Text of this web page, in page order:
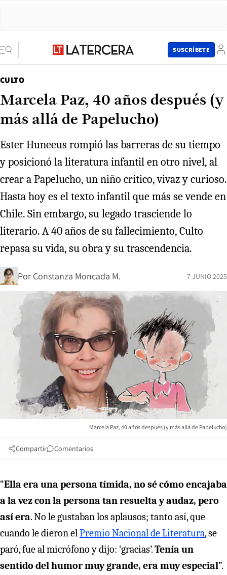
SUSCRÍBETE
CULTO
Marcela Paz, 40 años después (y
más allá de Papelucho)
Ester Huneeus rompió las barreras de su tiempo
y posicionó la literatura infantil en otro nivel, al
crear a Papelucho, un niño crítico, vivaz y curioso.
Hasta hoy es el texto infantil que más se vende en
Chile. Sin embargo, su legado trasciende lo
literario. A 40 años de su fallecimiento, Culto
repasa su vida, su obra y su trascendencia.
Por Constanza Moncada M. 7 JUNIO 2025
Marcela Paz, 40 años después (y más allá de Papelucho)
Compartir Comentarios
“Ella era una persona tímida, no sé cómo encajaba
a la vez con la persona tan resuelta y audaz, pero
así era. No le gustaban los aplausos; tanto así, que
cuando le dieron elPremio Nacional de Literatura, se
paró, fue al micrófono y dijo: ‘gracias’.Tenía un
sentido del humor muy grande, era muy especial”.